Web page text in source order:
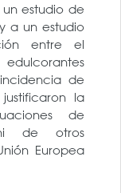
estudio de
a un estudio
entre el
de
la
de
de otros
Europea